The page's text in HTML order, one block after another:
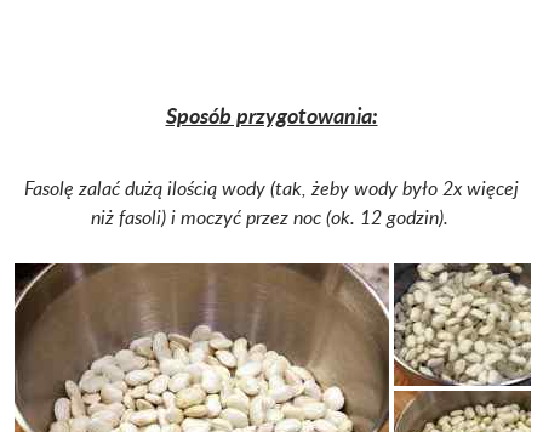
Sposób przygotowania:
Fasolę zalać dużą ilością wody (tak, żeby wody było 2x więcej
niż fasoli) i moczyć przez noc (ok. 12 godzin).